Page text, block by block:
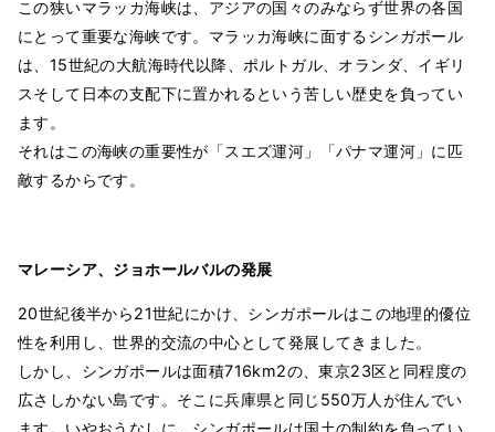
この狭いマラッカ海峡は、アジアの国々のみならず世界の各国
にとって重要な海峡です。マラッカ海峡に面するシンガポール
は、15世紀の大航海時代以降、ポルトガル、オランダ、イギリ
スそして日本の支配下に置かれるという苦しい歴史を負ってい
ます。
それはこの海峡の重要性が「スエズ運河」「パナマ運河」に匹
敵するからです。
マレーシア、ジョホールバルの発展
20世紀後半から21世紀にかけ、シンガポールはこの地理的優位
性を利用し、世界的交流の中心として発展してきました。
しかし、シンガポールは面積716km2の、東京23区と同程度の
広さしかない島です。そこに兵庫県と同じ550万人が住んでい
ます。いやおうなしに、シンガポールは国土の制約を負ってい